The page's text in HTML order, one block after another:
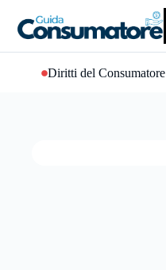
contenuto
Diritti del Consumatore